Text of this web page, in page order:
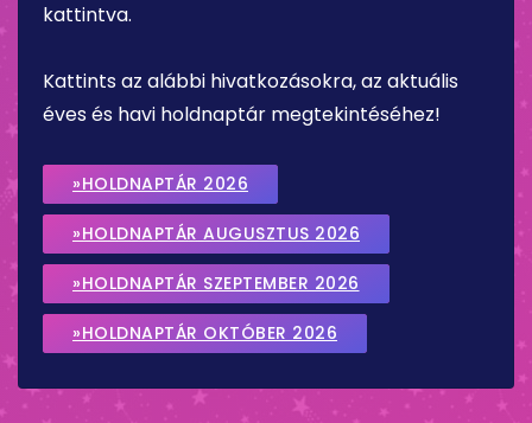
kattintva.
Kattints az alábbi hivatkozásokra, az aktuális
éves és havi holdnaptár megtekintéséhez!
»HOLDNAPTÁR 2026
»HOLDNAPTÁR AUGUSZTUS 2026
»HOLDNAPTÁR SZEPTEMBER 2026
»HOLDNAPTÁR OKTÓBER 2026